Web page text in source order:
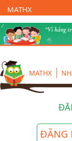
MATHX
Trường Toán
MATHX
ĐĂNG